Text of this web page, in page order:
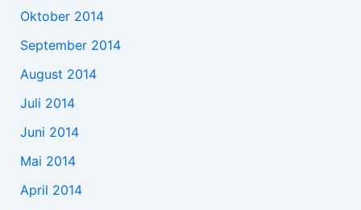
Oktober 2014
September 2014
August 2014
Juli 2014
Juni 2014
Mai 2014
April 2014